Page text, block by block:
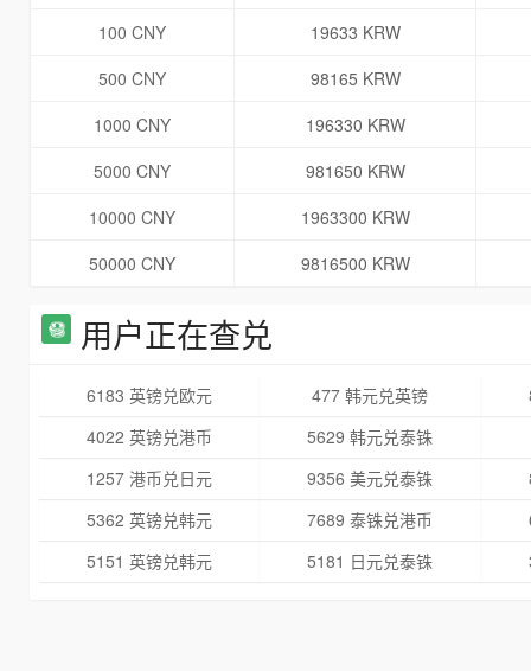
100 CNY
19633 KRW
500 CNY
98165 KRW
1000 CNY
196330 KRW
5000 CNY
981650 KRW
10000 CNY
1963300 KRW
50000 CNY
9816500 KRW
用户正在查兑
6183 英镑兑欧元 477 韩元兑英镑
4022 英镑兑港币
5629 韩元兑泰铢
1257 港币兑日元
9356 美元兑泰铢
5362 英镑兑韩元
7689 泰铢兑港币
5151 英镑兑韩元
5181 日元兑泰铢